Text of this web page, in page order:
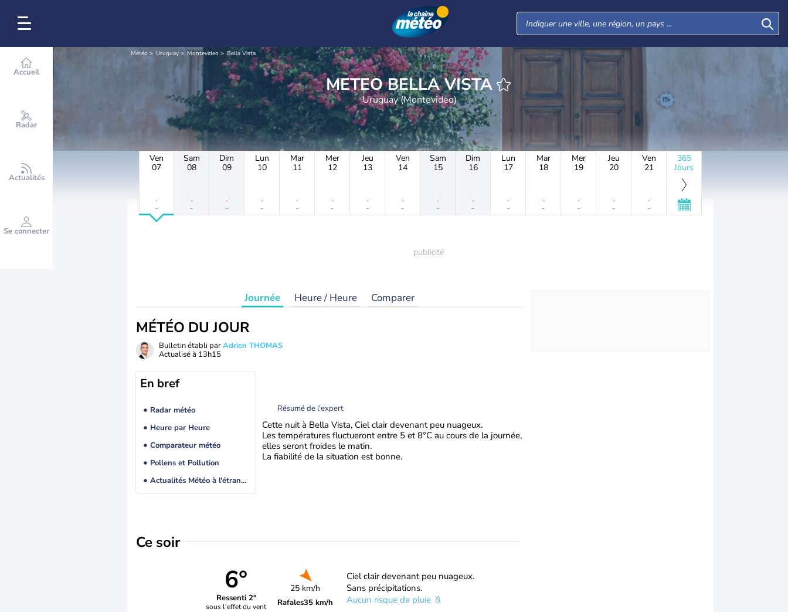
Accueil
Radar
Actualités
Se connecter
Météo Uruguay Montevideo Bella Vista
METEO BELLA VISTA
Uruguay (Montevideo)
Ven
07
-
-
Sam
08
-
-
Dim
09
-
-
Lun
10
-
-
Mar
11
-
-
Mer
12
-
-
Jeu
13
-
-
Ven
14
-
-
Sam
15
-
-
Dim
16
-
-
Lun
17
-
-
Mar
18
-
-
Mer
19
-
-
Jeu
20
-
-
Ven
21
-
-
365
Jours
Journée Heure / Heure Comparer
MÉTÉO DU JOUR
Bulletin établi parAdrien THOMAS
Actualisé à 13h15
En bref
Radar météo
Heure par Heure
Comparateur météo
Pollens et Pollution
Actualités Météo à l'étranger
Résumé de l’expert
Cette nuit à Bella Vista, Ciel clair devenant peu nuageux.
Les températures fluctueront entre 5 et 8°C au cours de la journée,
elles seront froides le matin.
La fiabilité de la situation est bonne.
Ce soir
6°
Ressenti 2°
sous l'effet du vent
25 km/h
Rafales35 km/h
Ciel clair devenant peu nuageux.
Sans précipitations.
Aucun risque de pluie